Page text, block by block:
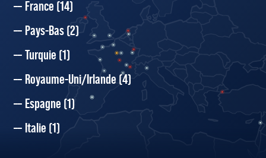
France (14)
Pays-Bas(2)
Turquie (1)
Royaume-Uni/Irlande (4)
Espagne (1)
Italie (1)